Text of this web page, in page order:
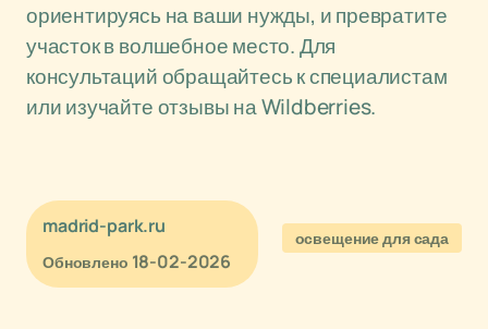
ориентируясь на ваши нужды, и превратите
участок в волшебное место. Для
консультаций обращайтесь к специалистам
или изучайте отзывы на Wildberries.
madrid-park.ru
Обновлено 18-02-2026
освещение для сада